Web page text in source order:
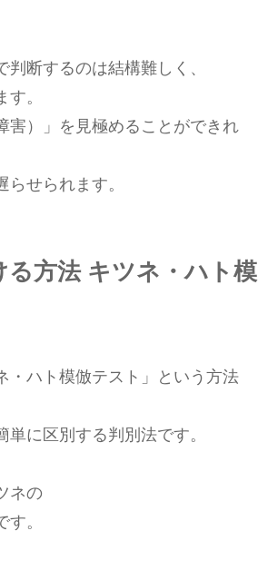
断するのは結構難しく、
。
害）」を見極めることができれ
せられます。
る方法 キツネ・ハト模
・ハト模倣テスト」という方法
に区別する判別法です。
ネの
。